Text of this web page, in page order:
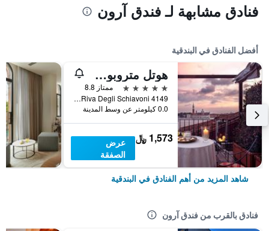
فنادق مشابهة لـ فندق آرون
أفضل الفنادق في البندقية
هوتل متروبول فينيتسيا
5 نجوم
ممتاز 8.8
Riva Degli Schiavoni 4149, البندقية, فينيتو, إيطاليا
0.0 كيلومتر عن وسط المدينة
1,573 ﷼
عرض
الصفقة
شاهد المزيد من أهم الفنادق في البندقية
فنادق بالقرب من فندق آرون